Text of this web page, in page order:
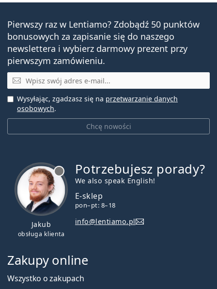
Pierwszy raz w Lentiamo? Zdobądź 50 punktów
bonusowych za zapisanie się do naszego
newslettera i wybierz darmowy prezent przy
pierwszym zamówieniu.
E-mail
Chcę nowości
Wysyłając, zgadzasz się na przetwarzanie danych
osobowych.
Jakub
obsługa klienta
Potrzebujesz porady?
We also speak English!
E-sklep
pon–pt: 8–18
info@lentiamo.pl
Zakupy online
Wszystko o zakupach